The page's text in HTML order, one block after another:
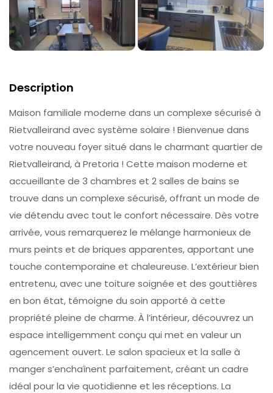
Description
Maison familiale moderne dans un complexe sécurisé à
Rietvalleirand avec système solaire ! Bienvenue dans
votre nouveau foyer situé dans le charmant quartier de
Rietvalleirand, à Pretoria ! Cette maison moderne et
accueillante de 3 chambres et 2 salles de bains se
trouve dans un complexe sécurisé, offrant un mode de
vie détendu avec tout le confort nécessaire. Dès votre
arrivée, vous remarquerez le mélange harmonieux de
murs peints et de briques apparentes, apportant une
touche contemporaine et chaleureuse. L’extérieur bien
entretenu, avec une toiture soignée et des gouttières
en bon état, témoigne du soin apporté à cette
propriété pleine de charme. À l’intérieur, découvrez un
espace intelligemment conçu qui met en valeur un
agencement ouvert. Le salon spacieux et la salle à
manger s’enchaînent parfaitement, créant un cadre
idéal pour la vie quotidienne et les réceptions. La